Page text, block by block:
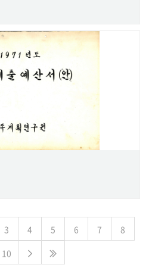
3 4 5 6 7
8
10